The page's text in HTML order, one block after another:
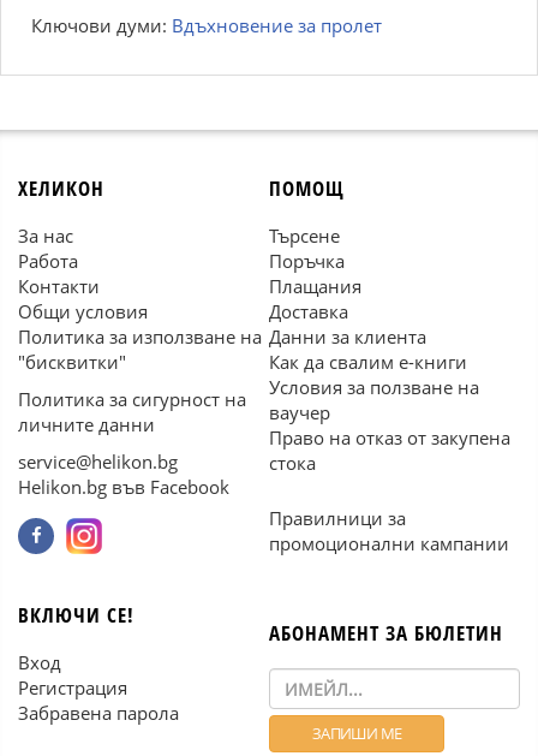
Ключови думи: Вдъхновение за пролет
ХЕЛИКОН
За нас
Работа
Контакти
Общи условия
Политика за използване на
"бисквитки"
Политика за сигурност на
личните данни
service@helikon.bg
Helikon.bg във Facebook
ПОМОЩ
Търсене
Поръчка
Плащания
Доставка
Данни за клиента
Как да свалим е-книги
Условия за ползване на
ваучер
Право на отказ от закупена
стока
Правилници за
промоционални кампании
ВКЛЮЧИ СЕ!
Вход
Регистрация
Забравена парола
АБОНАМЕНТ ЗА БЮЛЕТИН